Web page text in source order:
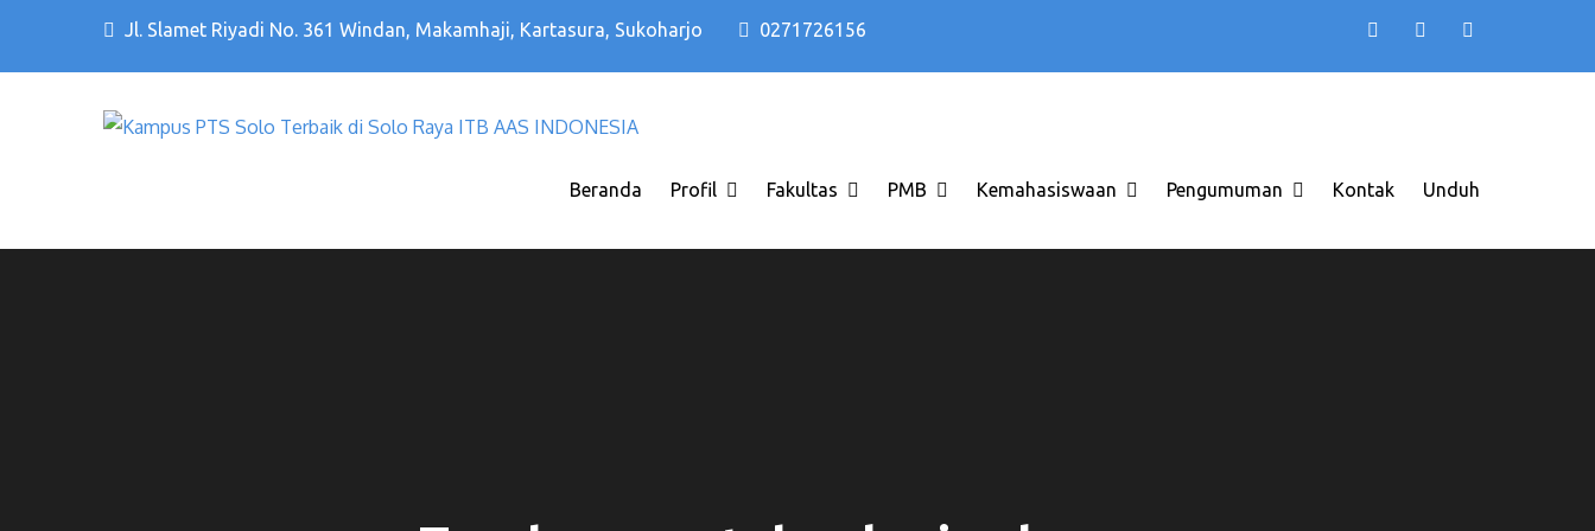
Jl. Slamet Riyadi No. 361 Windan, Makamhaji, Kartasura, Sukoharjo 0271726156
INDONESIA
Beranda Profil Fakultas PMB Kemahasiswaan Pengumuman Kontak Unduh